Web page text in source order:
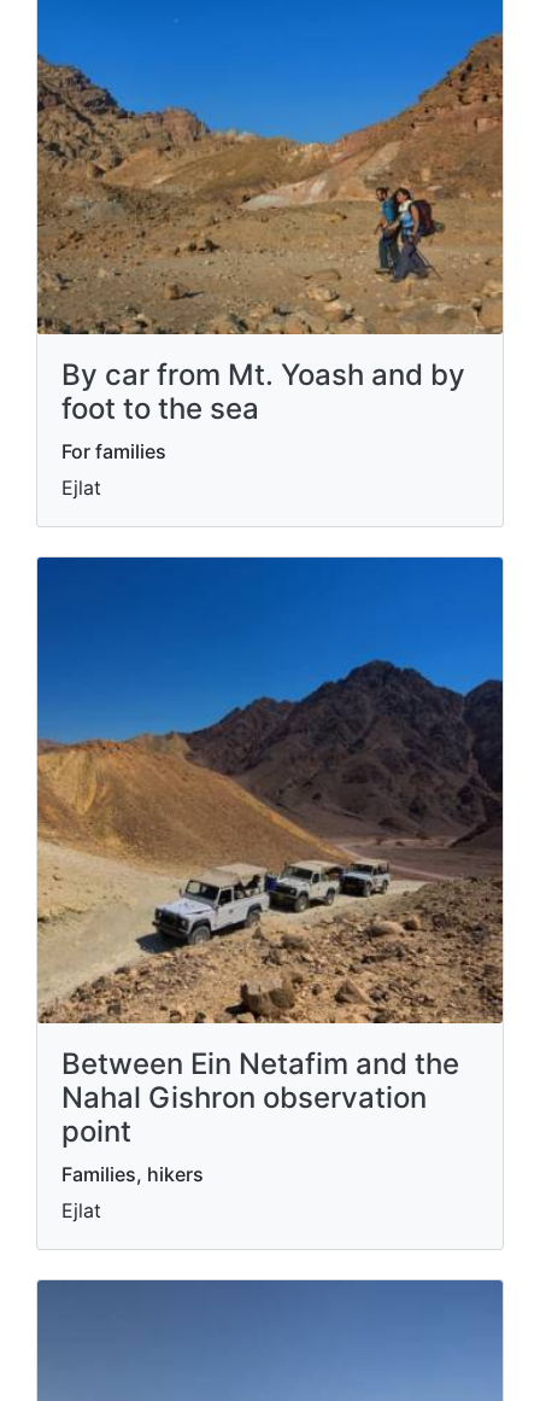
By car from Mt. Yoash and by
foot to the sea
For families
Ejlat
Between Ein Netafim and the
Nahal Gishron observation
point
Families, hikers
Ejlat